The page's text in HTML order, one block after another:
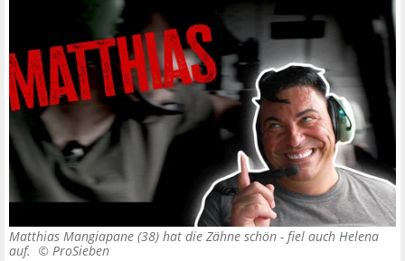
Matthias Mangiapane (38) hat die Zähne schön - fiel auch Helena
auf. © ProSieben